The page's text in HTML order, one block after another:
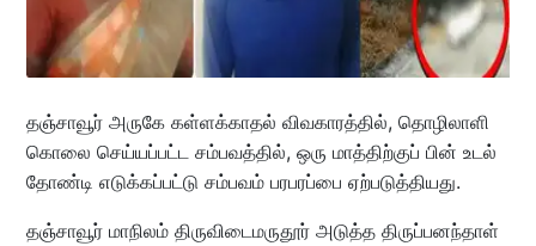
தஞ்சாவூர் அருகே கள்ளக்காதல் விவகாரத்தில், தொழிலாளி
கொலை செய்யப்பட்ட சம்பவத்தில், ஒரு மாத்திற்குப் பின் உடல்
தோண்டி எடுக்கப்பட்டு சம்பவம் பரபரப்பை ஏற்படுத்தியது.
தஞ்சாவூர் மாநிலம் திருவிடைமருதூர் அடுத்த திருப்பனந்தாள்